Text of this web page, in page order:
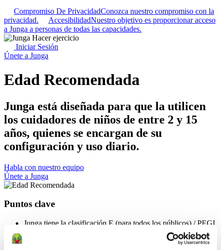
Compromiso De PrivacidadConozca nuestro compromiso con la
privacidad.
AccesibilidadNuestro objetivo es proporcionar acceso
a Junga a personas de todas las capacidades.
Iniciar Sesión
Únete a Junga
Edad Recomendada
Junga está diseñada para que la utilicen
los cuidadores de niños de entre 2 y 15
años, quienes se encargan de su
configuración y uso diario.
Habla con nuestro equipo
Únete a Junga
Puntos clave
Junga tiene la clasificación E (para todos los públicos) / PEGI
Junga está diseñado para que lo configuren y lo administren